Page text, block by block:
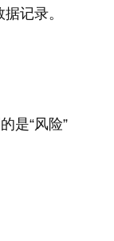
记录。
是“风险”